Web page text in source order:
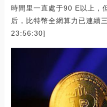
時間里一直處于90 E以上，
后，比特幣全網算力已連續
23:56:30]